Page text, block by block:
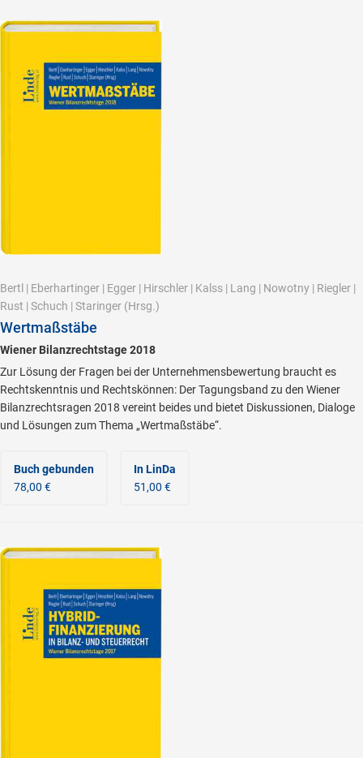
Bertl | Eberhartinger | Egger | Hirschler | Kalss | Lang | Nowotny | Riegler |
Rust | Schuch | Staringer (Hrsg.)
Wertmaßstäbe
Wiener Bilanzrechtstage 2018
Zur Lösung der Fragen bei der Unternehmensbewertung braucht es
Rechtskenntnis und Rechtskönnen: Der Tagungsband zu den Wiener
Bilanzrechtsragen 2018 vereint beides und bietet Diskussionen, Dialoge
und Lösungen zum Thema „Wertmaßstäbe“.
Buch gebunden
78,00 €
In LinDa
51,00 €